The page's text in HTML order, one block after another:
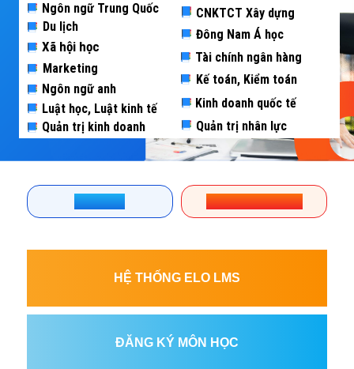
Marketing
Đông Nam Á học
Ngôn ngữ anh
Luật học, Luật kinh tế
Quản trị kinh doanh
CNKTCT Xây dựng
Tài chính ngân hàng
Kế toán, Kiểm toán
Kinh doanh quốc tế
Quản trị nhân lực
Xã hội học
Du lịch
Ngôn ngữ Trung Quốc
HỌC THỬ 1800 6119 (EXT 2)
HỆ THỐNG ELO LMS
ĐĂNG KÝ MÔN HỌC